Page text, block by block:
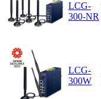
LCG-
300-NR
LCG-
300W